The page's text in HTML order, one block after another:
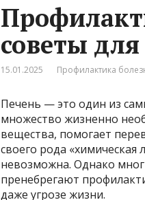
советы
15.01.2025 Профилактика
Печень — это один из
множество жизненно
вещества, помогает
своего рода
невозможна. Однако
пренебрегают
даже угрозе жизни.